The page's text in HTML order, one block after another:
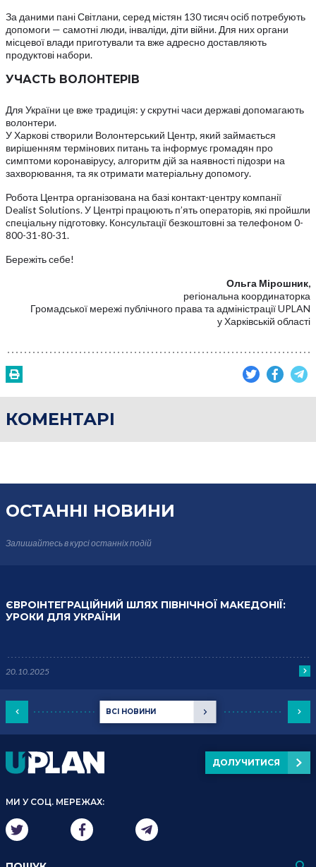
За даними пані Світлани, серед містян 130 тисяч осіб потребують
допомоги — самотні люди, інваліди, діти війни. Для них органи
місцевої влади приготували та вже адресно доставляють
продуктові набори.
УЧАСТЬ ВОЛОНТЕРІВ
Для України це вже традиція: у скрутні часи державі допомагають
волонтери.
У Харкові створили Волонтерський Центр, який займається
вирішенням термінових питань та інформує громадян про
симптоми коронавірусу, алгоритм дій за наявності підозри на
захворювання, та як отримати матеріальну допомогу.
Робота Центра організована на базі контакт-центру компанії
Dealist Solutions. У Центрі працюють п’ять операторів, які пройшли
спеціальну підготовку. Консультації безкоштовні за телефоном 0-
800-31-80-31.
Бережіть себе!
Ольга Мірошник,
регіональна координаторка
Громадської мережі публічного права та адміністрації UPLAN
у Харківській області
КОМЕНТАРІ
ОСТАННІ НОВИНИ
Залишайтесь в курсіостанніх подій
ВСІ НОВИНИ
ЄВРОІНТЕГРАЦІЙНИЙ ШЛЯХ ПІВНІЧНОЇ МАКЕДОНІЇ:
УРОКИ ДЛЯ УКРАЇНИ
20.10.2025
МИ У СОЦ. МЕРЕЖАХ:
ДОЛУЧИТИСЯ